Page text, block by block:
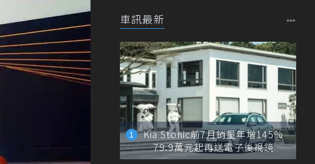
車訊最新
Kia Stonic前7月銷量年增145%
79.9萬元起再送電子後視鏡